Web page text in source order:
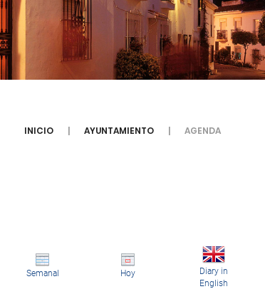
INICIO AYUNTAMIENTO AGENDA
Semanal Hoy
Diary in
English